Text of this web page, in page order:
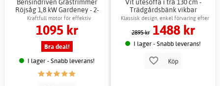
Bensindriven Grästrimmer
Röjsåg 1,8 kW Gardeney - 2-
taktsmotor
Kraftfull motor för effektiv
grästrimning
1095 kr
Bra deal!
I lager - Snabb leverans!
Vit utesoffa i trä 130 cm -
Trädgårdsbänk vikbar
utomhus + Fläckborttagare för
möbler
Klassisk design, enkel förvaring efter
säsong
2895 kr 1488 kr
I lager - Snabb leverans!
Köp